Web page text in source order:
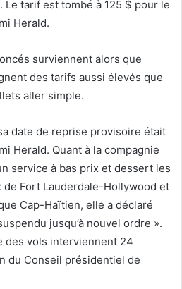
tarif est tombé à 125 $ pour le
Herald.
surviennent alors que
des tarifs aussi élevés que
aller simple.
date de reprise provisoire était
Herald. Quant à la compagnie
service à bas prix et dessert les
Fort Lauderdale-Hollywood et
Cap-Haïtien, elle a déclaré
jusqu’à nouvel ordre ».
des vols interviennent 24
du Conseil présidentiel de